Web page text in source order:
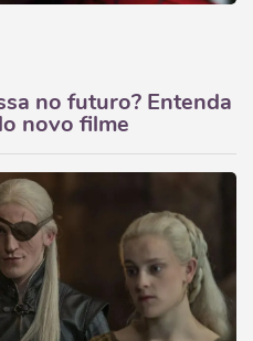
no futuro? Entenda
novo filme